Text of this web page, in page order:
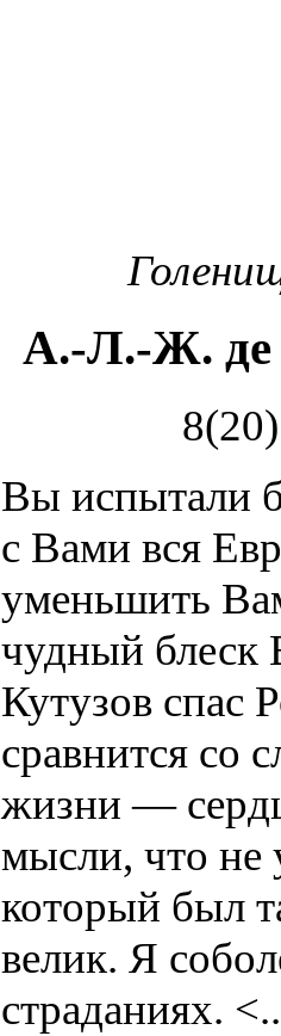
А.-Л.-Ж. де
Вы испытали
с Вами вся
уменьшить
чудный
Кутузов спас
сравнится со
жизни —
мысли, что не
который был
велик. Я
страданиях.